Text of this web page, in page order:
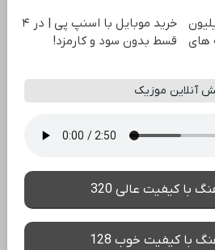
های
خرید موبایل با اسنپ پی | در ۴
قسط بدون سود و کارمزد!
آنلاین موزیک
با کیفیت عالی 320
با کیفیت خوب 128